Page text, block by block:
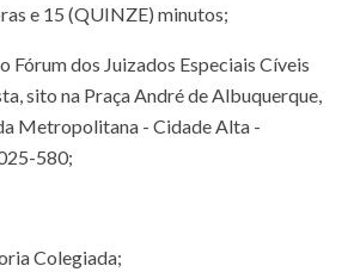
e 15 (QUINZE) minutos;
Fórum dos Juizados Especiais Cíveis
sito na Praça André de Albuquerque,
Metropolitana - Cidade Alta -
580;
Colegiada;